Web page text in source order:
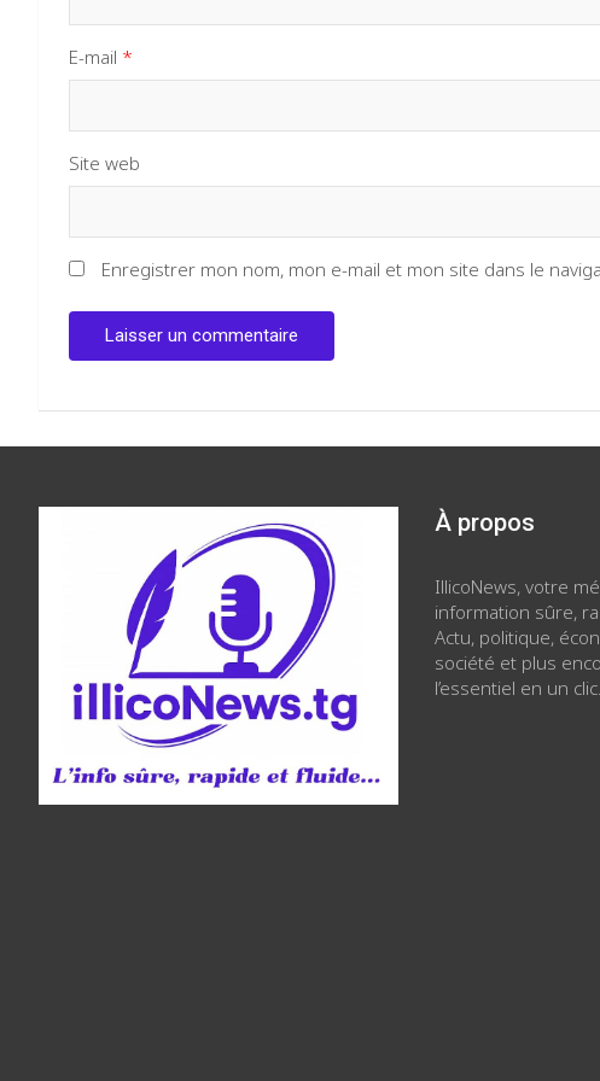
E-mail *
Site web
Enregistrer mon nom, mon e-mail et mon site dans le
À propos
IllicoNews, votre
information sûre,
Actu, politique,
société et plus
l’essentiel en un clic.